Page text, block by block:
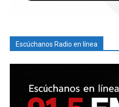
Escúchanos Radio en línea